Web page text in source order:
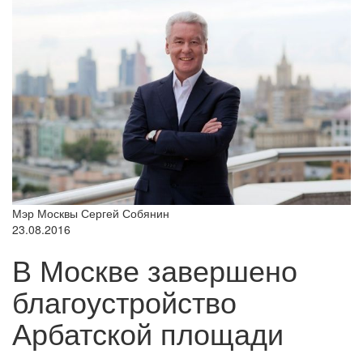
Мэр Москвы Сергей Собянин
23.08.2016
В Москве завершено
благоустройство
Арбатской площади